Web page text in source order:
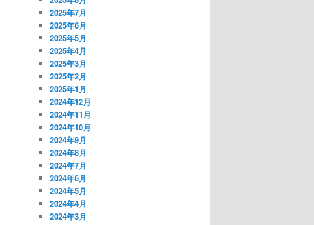
2025年7月
2025年6月
2025年5月
2025年4月
2025年3月
2025年2月
2025年1月
2024年12月
2024年11月
2024年10月
2024年9月
2024年8月
2024年7月
2024年6月
2024年5月
2024年4月
2024年3月